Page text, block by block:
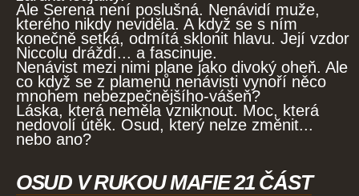
Ale Serena není poslušná. Nenávidí muže,
kterého nikdy neviděla. A když se s ním
konečně setká, odmítá sklonit hlavu. Její vzdor
Niccolu dráždí... a fascinuje.
Nenávist mezi nimi plane jako divoký oheň. Ale
co když se z plamenů nenávisti vynoří něco
mnohem nebezpečnějšího-vášeň?
Láska, která neměla vzniknout. Moc, která
nedovolí útěk. Osud, který nelze změnit...
nebo ano?
OSUD V RUKOU MAFIE 21 ČÁST